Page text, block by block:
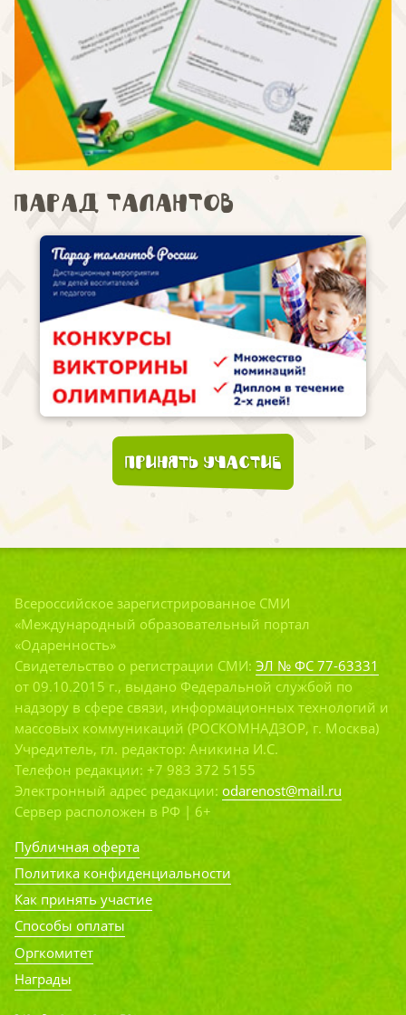
Парад талантов
Принять участие
Всероссийское зарегистрированное СМИ
«Международный образовательный портал
«Одаренность»
Свидетельство о регистрации СМИ: ЭЛ № ФС 77-63331
от 09.10.2015 г., выдано Федеральной службой по
надзору в сфере связи, информационных технологий и
массовых коммуникаций (РОСКОМНАДЗОР, г. Москва)
Учредитель, гл. редактор: Аникина И.С.
Телефон редакции: +7 983 372 5155
Электронный адрес редакции: odarenost@mail.ru
Сервер расположен в РФ | 6+
Публичная оферта
Политика конфиденциальности
Как принять участие
Способы оплаты
Оргкомитет
Награды